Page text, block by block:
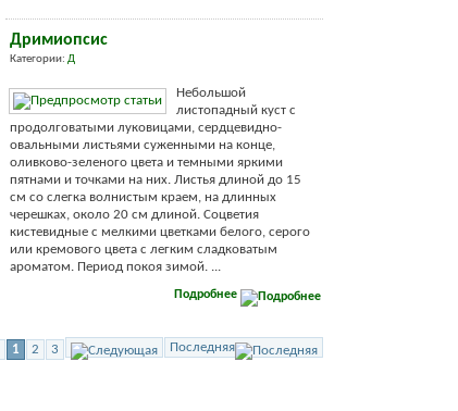
Дримиопсис
Категории: Д
Небольшой
листопадный куст с
продолговатыми луковицами, сердцевидно-
овальными листьями суженными на конце,
оливково-зеленого цвета и темными яркими
пятнами и точками на них. Листья длиной до 15
см со слегка волнистым краем, на длинных
черешках, около 20 см длиной. Соцветия
кистевидные с мелкими цветками белого, серого
или кремового цвета с легким сладковатым
ароматом. Период покоя зимой. ...
Подробнее
1 2 3 Последняя